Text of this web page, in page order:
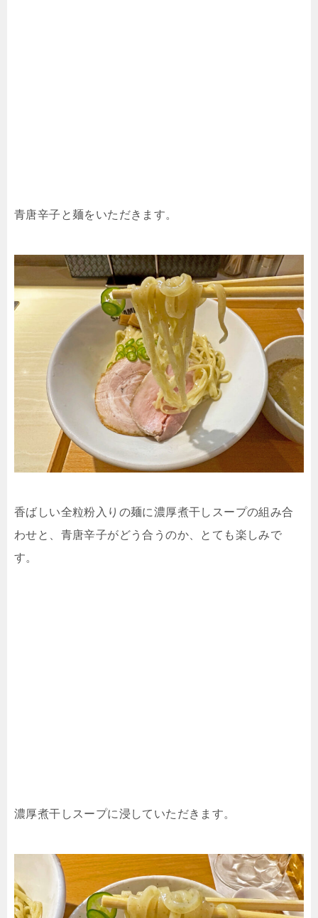
青唐辛子と麺をいただきます。
香ばしい全粒粉入りの麺に濃厚煮干しスープの組み合
わせと、青唐辛子がどう合うのか、とても楽しみで
す。
濃厚煮干しスープに浸していただきます。